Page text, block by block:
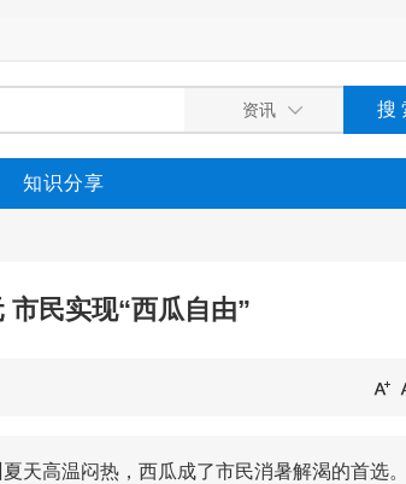
知识分享
民实现“西瓜自由”
天高温闷热，西瓜成了市民消暑解渴的首选。